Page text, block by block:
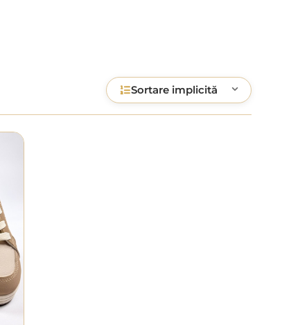
Sortare implicită